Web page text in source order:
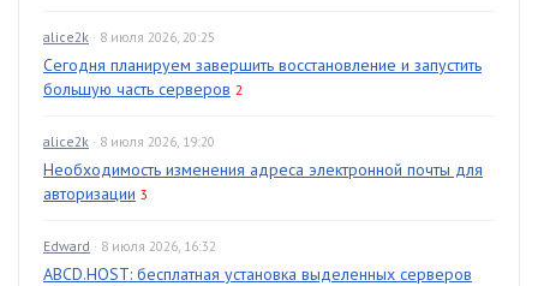
alice2k · 8 июля 2026, 20:25
Сегодня планируем завершить восстановление и запустить
большую часть серверов 2
alice2k · 8 июля 2026, 19:20
Необходимость изменения адреса электронной почты для
авторизации 3
Edward · 8 июля 2026, 16:32
ABCD.HOST: бесплатная установка выделенных серверов